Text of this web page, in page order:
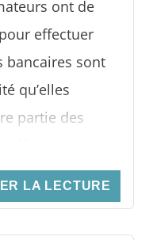
ont de
effectuer
bancaires sont
qu’elles
partie des
tendance et à
de paiement
LA LECTURE